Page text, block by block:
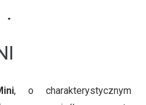
.
, o charakterystycznym